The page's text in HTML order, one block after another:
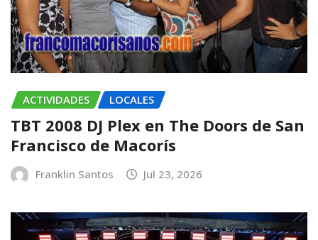
ACTIVIDADES LOCALES
TBT 2008 DJ Plex en The Doors de San
Francisco de Macorís
Franklin Santos Jul 23, 2026